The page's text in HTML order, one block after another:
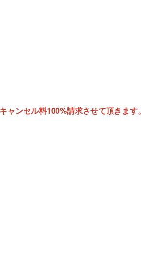
ンセル料100%請求させて頂きます。